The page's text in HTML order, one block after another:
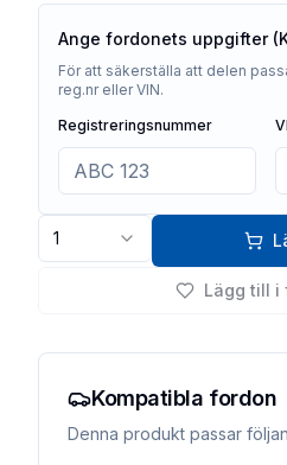
Ange fordonets uppgifter
För att säkerställa att delen
reg.nr eller VIN.
Registreringsnummer
1
Lägg till i
Kompatibla fordon
Denna produkt passar